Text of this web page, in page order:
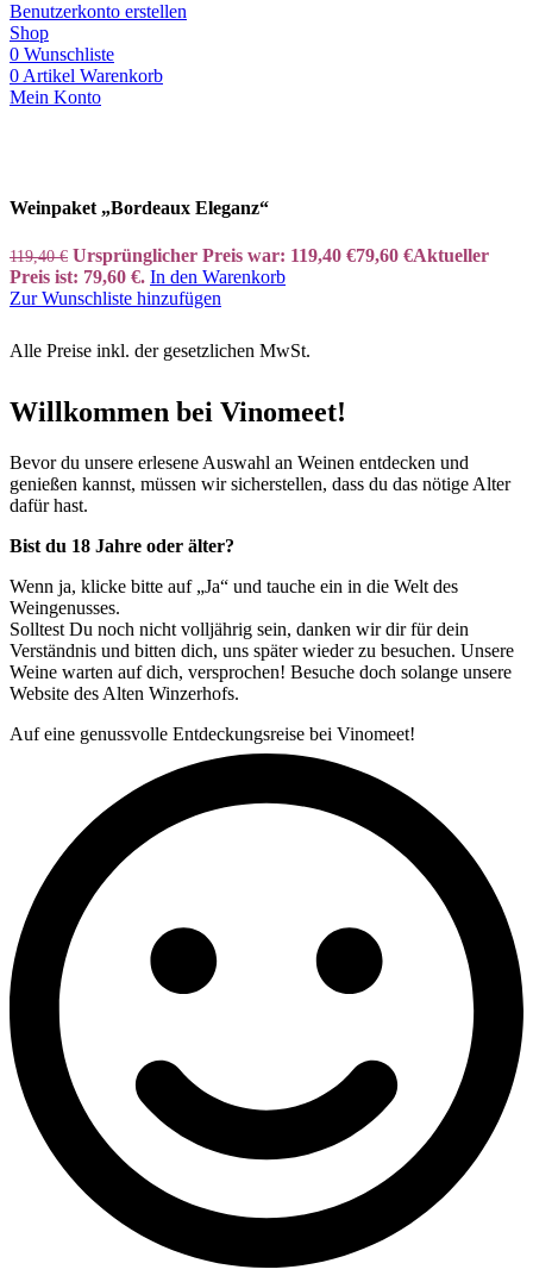
Benutzerkonto erstellen
Shop
0 Wunschliste
0 Artikel Warenkorb
Mein Konto
Weinpaket „Bordeaux Eleganz“
119,40€ Ursprünglicher Preis war: 119,40 €79,60 €Aktueller
Preis ist: 79,60 €. In den Warenkorb
Zur Wunschliste hinzufügen
Alle Preise inkl. der gesetzlichen MwSt.
Willkommen bei Vinomeet!
Bevor du unsere erlesene Auswahl an Weinen entdecken und
genießen kannst, müssen wir sicherstellen, dass du das nötige Alter
dafür hast.
Bist du 18 Jahre oder älter?
Wenn ja, klicke bitte auf „Ja“ und tauche ein in die Welt des
Weingenusses.
Solltest Du noch nicht volljährig sein, danken wir dir für dein
Verständnis und bitten dich, uns später wieder zu besuchen. Unsere
Weine warten auf dich, versprochen! Besuche doch solange unsere
Website des Alten Winzerhofs.
Auf eine genussvolle Entdeckungsreise bei Vinomeet!